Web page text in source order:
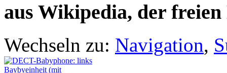
aus Wikipedia, der
Wechseln zu: Navigation,